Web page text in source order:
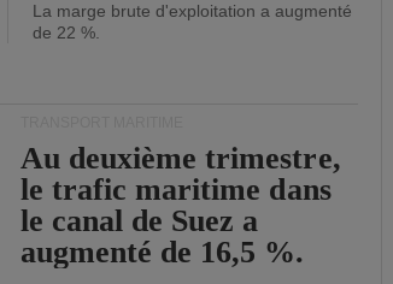
La marge brute d'exploitation a augmenté
de 22 %.
Au deuxième trimestre,
le trafic maritime dans
le canal de Suez a
augmenté de 16,5 %.